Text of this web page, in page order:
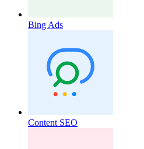
Bing Ads
Content SEO